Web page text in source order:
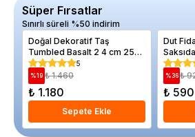
Süper Fırsatlar
Sınırlı süreli %50 indirim
Doğal Dekoratif Taş
Tumbled Basalt 2 4 cm 25
Kilo
5
%19 ₺ 1.460
₺ 1.180
Sepete Ekle
Dut
Saksıda
%36 ₺
₺ 590